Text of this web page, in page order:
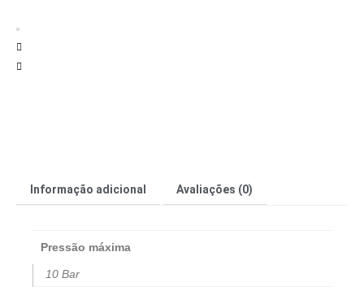
Informação adicional Avaliações (0)
Pressão máxima
10 Bar